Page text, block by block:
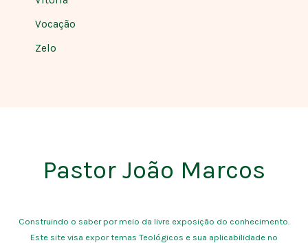
Vocação
Zelo
Pastor João Marcos
Construindo o saber por meio da livre exposição do conhecimento.
Este site visa expor temas Teológicos e sua aplicabilidade no